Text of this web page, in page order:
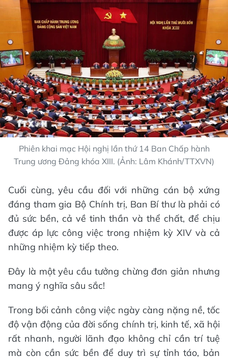
Phiên khai mạc Hội nghị lần thứ 14 Ban Chấp hành
Trung ương Đảng khóa XIII. (Ảnh: Lâm Khánh/TTXVN)
Cuối cùng, yêu cầu đối với những cán bộ xứng
đáng tham gia Bộ Chính trị, Ban Bí thư là phải có
đủ sức bền, cả về tinh thần và thể chất, để chịu
được áp lực công việc trong nhiệm kỳ XIV và cả
những nhiệm kỳ tiếp theo.
Đây là một yêu cầu tưởng chừng đơn giản nhưng
mang ý nghĩa sâu sắc!
Trong bối cảnh công việc ngày càng nặng nề, tốc
độ vận động của đời sống chính trị, kinh tế, xã hội
rất nhanh, người lãnh đạo không chỉ cần trí tuệ
mà còn cần sức bền để duy trì sự tỉnh táo, bản